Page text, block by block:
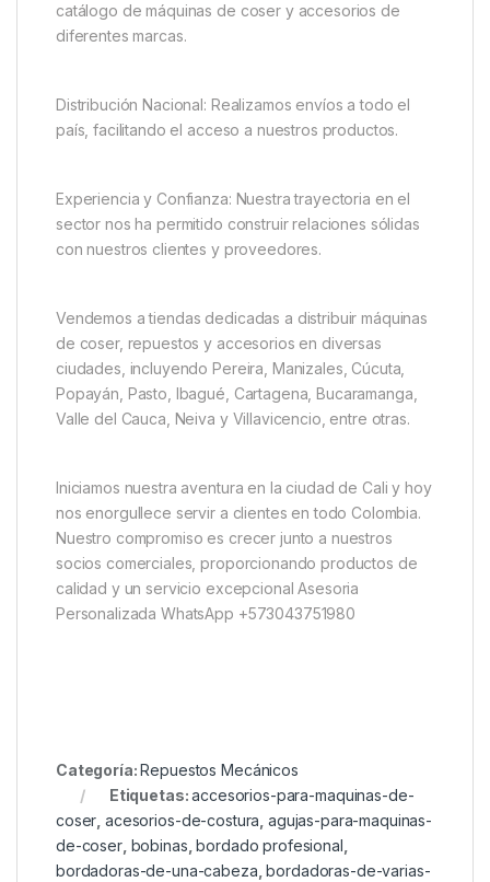
catálogo de máquinas de coser y accesorios de
diferentes marcas.
Distribución Nacional: Realizamos envíos a todo el
país, facilitando el acceso a nuestros productos.
Experiencia y Confianza: Nuestra trayectoria en el
sector nos ha permitido construir relaciones sólidas
con nuestros clientes y proveedores.
Vendemos a tiendas dedicadas a distribuir máquinas
de coser, repuestos y accesorios en diversas
ciudades, incluyendo Pereira, Manizales, Cúcuta,
Popayán, Pasto, Ibagué, Cartagena, Bucaramanga,
Valle del Cauca, Neiva y Villavicencio, entre otras.
Iniciamos nuestra aventura en la ciudad de Cali y hoy
nos enorgullece servir a clientes en todo Colombia.
Nuestro compromiso es crecer junto a nuestros
socios comerciales, proporcionando productos de
calidad y un servicio excepcional Asesoria
Personalizada WhatsApp +573043751980
Categoría:Repuestos Mecánicos
Etiquetas:accesorios-para-maquinas-de-
coser ,acesorios-de-costura agujas-para-maquinas-
de-coser, bobinas ,bordado profesional
bordadoras-de-una-cabeza ,bordadoras-de-varias-